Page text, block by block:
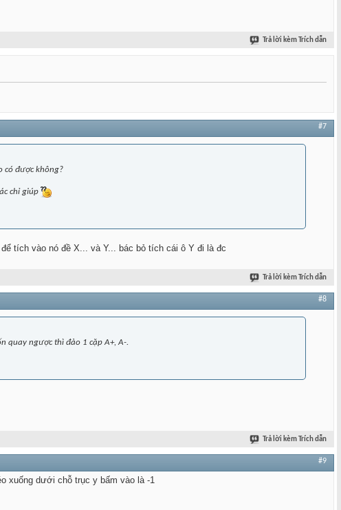
Trả lời kèm Trích dẫn
#7
có được không?
chỉ giúp
tích vào nó đề X... và Y... bác bỏ tích cái ô Y đi là đc
Trả lời kèm Trích dẫn
#8
quay ngược thì đảo 1 cặp A+, A-.
Trả lời kèm Trích dẫn
#9
xuống dưới chỗ trục y bấm vào là -1